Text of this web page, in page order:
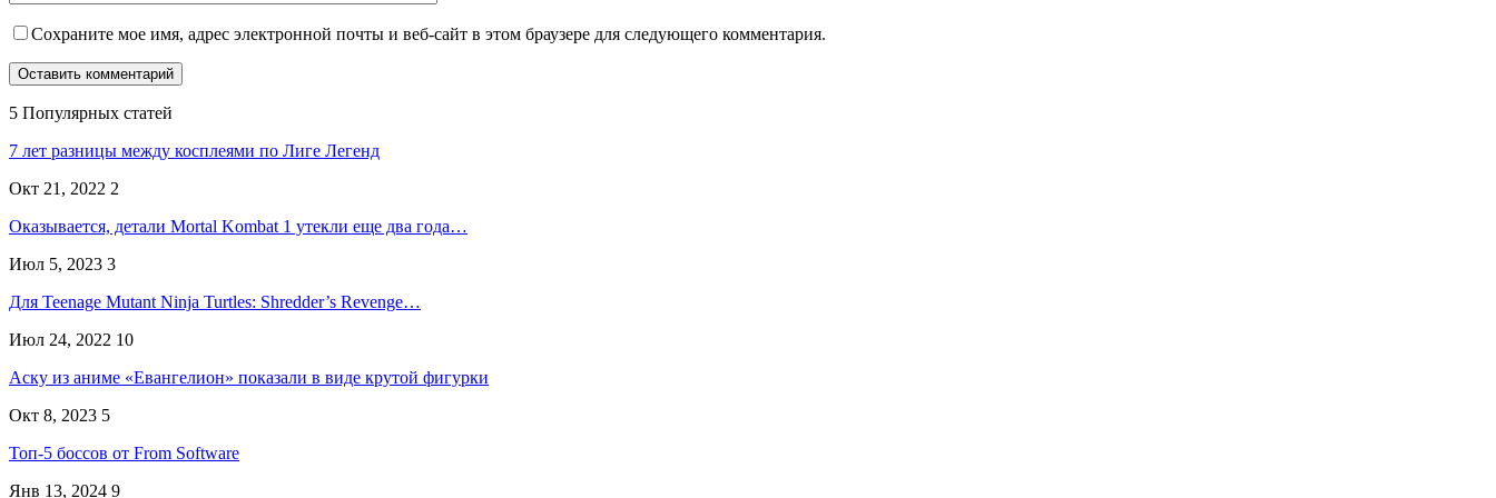
Сохраните мое имя, адрес электронной почты и веб-сайт в этом браузере для следующего комментария.
5 Популярных статей
7 лет разницы между косплеями по Лиге Легенд
Окт 21, 2022 2
Оказывается, детали Mortal Kombat 1 утекли еще два года…
Июл 5, 2023 3
Для Teenage Mutant Ninja Turtles: Shredder’s Revenge…
Июл 24, 2022 10
Аску из аниме «Евангелион» показали в виде крутой фигурки
Окт 8, 2023 5
Топ-5 боссов от From Software
Янв 13, 2024 9